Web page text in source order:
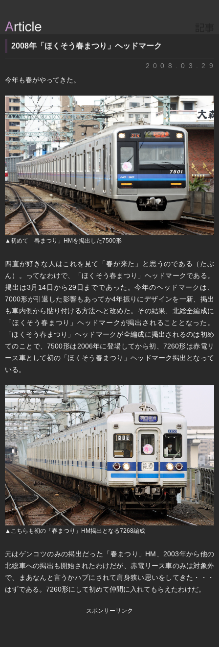
2008年「ほくそう春まつり」ヘッドマーク
2008.03.29
今年も春がやってきた。
▲初めて「春まつり」HMを掲出した7500形
四直が好きな人はこれを見て「春が来た」と思うのである（たぶ
ん）。ってなわけで、「ほくそう春まつり」ヘッドマークである。
掲出は3月14日から29日までであった。今年のヘッドマークは、
7000形が引退した影響もあってか4年振りにデザインを一新、掲出
も車内側から貼り付ける方法へと改めた。その結果、北総全編成に
「ほくそう春まつり」ヘッドマークが掲出されることとなった。
「ほくそう春まつり」ヘッドマークが全編成に掲出されるのは初め
てのことで、7500形は2006年に登場してから初、7260形は赤電リ
ース車として初の「ほくそう春まつり」ヘッドマーク掲出となって
いる。
▲こちらも初の「春まつり」HM掲出となる7268編成
元はゲンコツのみの掲出だった「春まつり」HM、2003年から他の
北総車への掲出も開始されたわけだが、赤電リース車のみは対象外
で、まあなんと言うかハブにされて肩身狭い思いをしてきた・・・
はずである。7260形にして初めて仲間に入れてもらえたわけだ。
スポンサーリンク